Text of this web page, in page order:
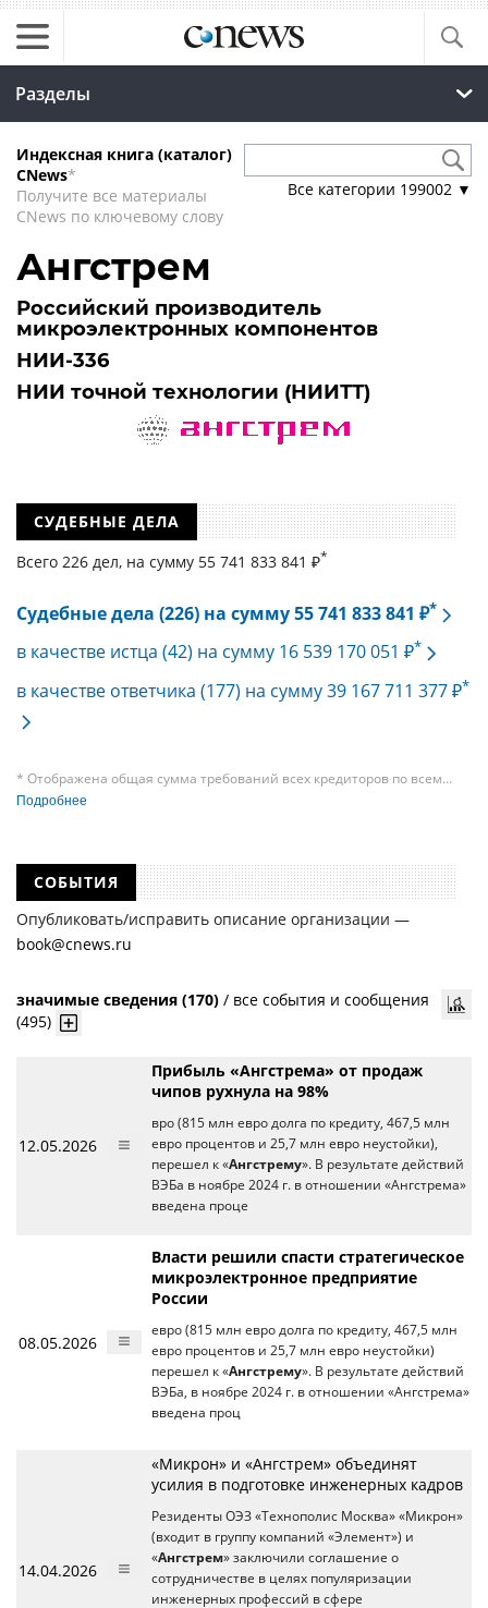
Разделы
Индексная книга (каталог)
CNews*
Получите все материалы
CNews по ключевому слову
Все категории 199002 ▼
Ангстрем
Российский производитель
микроэлектронных компонентов
НИИ-336
НИИ точной технологии (НИИТТ)
СУДЕБНЫЕ ДЕЛА
Всего 226 дел, на cумму 55 741 833 841 ₽*
Судебные дела (226) на сумму 55 741 833 841 ₽*
в качестве истца (42) на сумму 16 539 170 051 ₽*
в качестве ответчика (177) на сумму 39 167 711 377 ₽*
* Отображена общая сумма требований всех кредиторов по всем
судебным делам, в рамках которых компания подавала требования
в одном таком деле может быть несколько десятков, а размеры сумм
требований одних могут быть больше или меньше размеров
Подробнее
СОБЫТИЯ
Опубликовать/исправить описание организации —
book@cnews.ru
значимые сведения (170) / все события и сообщения
(495)
12.05.2026
Прибыль «Ангстрема» от продаж
чипов рухнула на 98%
вро (815 млн евро долга по кредиту, 467,5 млн
евро процентов и 25,7 млн евро неустойки),
перешел к «Ангстрему». В результате действий
ВЭБа в ноябре 2024 г. в отношении «Ангстрема»
введена проце
08.05.2026
Власти решили спасти стратегическое
микроэлектронное предприятие
России
евро (815 млн евро долга по кредиту, 467,5 млн
евро процентов и 25,7 млн евро неустойки)
перешел к «Ангстрему». В результате действий
ВЭБа, в ноябре 2024 г. в отношении «Ангстрема»
введена проц
14.04.2026
«Микрон» и «Ангстрем» объединят
усилия в подготовке инженерных кадров
Резиденты ОЭЗ «Технополис Москва» «Микрон»
(входит в группу компаний «Элемент») и
«Ангстрем» заключили соглашение о
сотрудничестве в целях популяризации
инженерных профессий в сфере